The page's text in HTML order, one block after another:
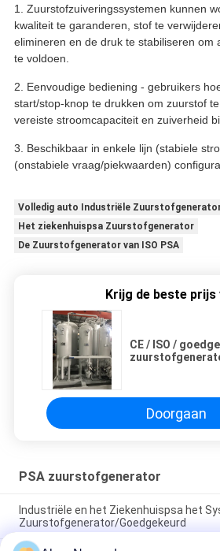
1. Zuurstofzuiveringssystemen kunnen
kwaliteit te garanderen, stof te
elimineren en de druk te stabiliseren om
te voldoen.
2. Eenvoudige bediening - gebruikers
start/stop-knop te drukken om zuurstof
vereiste stroomcapaciteit en zuiverheid
3. Beschikbaar in enkele lijn (stabiele
(onstabiele vraag/piekwaarden)
Volledig auto Industriële
Het ziekenhuispsa Zuurstofgenerator
De Zuurstofgenerator van ISO PSA
Krijg de beste prijs
CE / ISO /
Doorgaan
PSA zuurstofgenerator
Industriële en het Ziekenhuispsa het
Zuurstofgenerator/Goedgekeurd